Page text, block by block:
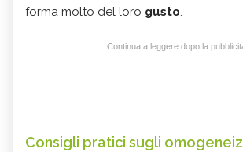
forma molto del loro gusto.
Continua a leggere dopo la
Consigli pratici sugli